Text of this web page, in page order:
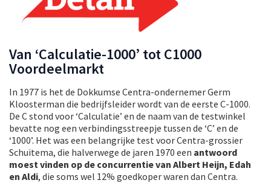
Van ‘Calculatie-1000’ tot C1000
Voordeelmarkt
In 1977 is het de Dokkumse Centra-ondernemer Germ
Kloosterman die bedrijfsleider wordt van de eerste C-1000.
De C stond voor ‘Calculatie’ en de naam van de testwinkel
bevatte nog een verbindingsstreepje tussen de ‘C’ en de
‘1000’. Het was een belangrijke test voor Centra-grossier
Schuitema, die halverwege de jaren 1970 een antwoord
moest vinden op de concurrentie van Albert Heijn, Edah
en Aldi, die soms wel 12% goedkoper waren dan Centra.